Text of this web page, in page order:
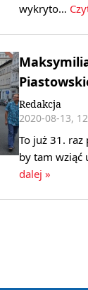
wykryto…
Redakcja
2020-08-13,
To już 31.
by tam wziąć
dalej »